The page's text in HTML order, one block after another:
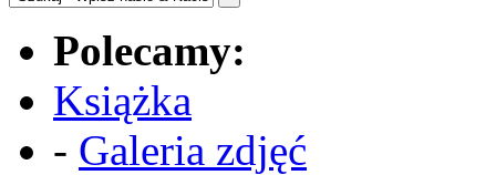
Polecamy:
Książka
- Galeria zdjęć